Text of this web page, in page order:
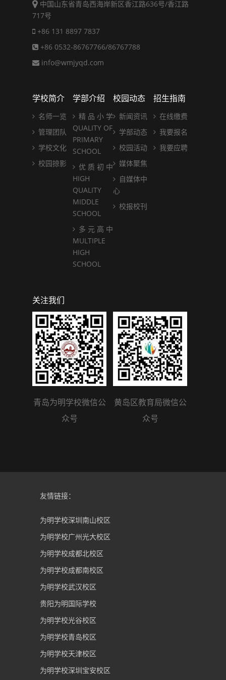
中国山东省青岛西海岸新区香江路636号/香江路
717号
+86 131 8897 7837
+86 0532-86767766/86767788
info@wmjyqd.com
学校简介
名师一览
管理团队
学校文化
校园掠影
学部介绍
精 品 小 学
QUALITY OF
PRIMARY
SCHOOL
优 质 初 中
HIGH
QUALITY
MIDDLE
SCHOOL
多 元 高 中
MULTIPLE
HIGH
SCHOOL
校园动态
新闻资讯
学部动态
校园活动
媒体聚焦
自媒体中
心
校报校刊
招生指南
在线缴费
我要报名
我要应聘
关注我们
青岛为明学校微信公
众号
黄岛区教育局微信公
众号
友情链接：
为明学校深圳南山校区
为明学校广州光大校区
为明学校成都北校区
为明学校成都南校区
为明学校武汉校区
贵阳为明国际学校
为明学校光谷校区
为明学校青岛校区
为明学校天津校区
为明学校深圳宝安校区